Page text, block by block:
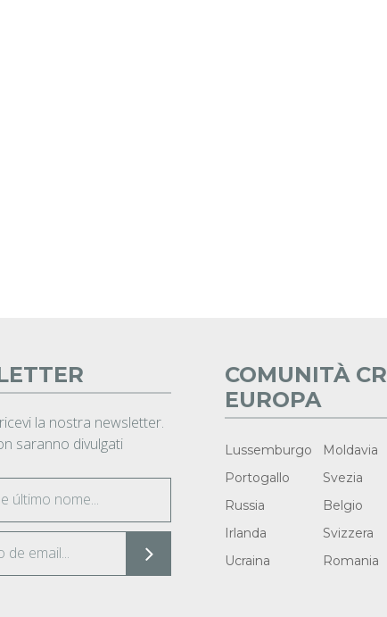
la nostra newsletter.
saranno divulgati
COMUNITÀ
EUROPA
Lussemburgo Moldavia
Portogallo
Svezia
Russia
Belgio
Irlanda
Svizzera
Ucraina
Romania